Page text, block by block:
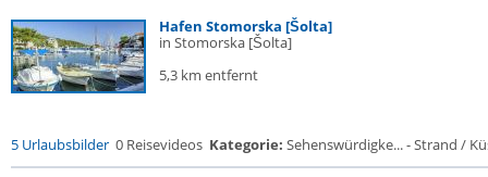
Hafen Stomorska [Šolta]
in Stomorska [Šolta]
5,3 km entfernt
5 Urlaubsbilder 0 Reisevideos Kategorie: Sehenswürdigke... - Strand /